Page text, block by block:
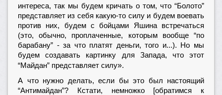
интереса, так мы будем кричать о том, что “Болото”
представляет из себя какую-то силу и будем воевать
против них, будем с бойцами Яшина встречаться
(это, обычно, проплаченные, которым вообще “по
барабану” - за что платят деньги, того и...). Но мы
будем создавать картинку для Запада, что этот
“Майдан” представляет силу».
А что нужно делать, если бы это был настоящий
“Антимайдан”? Кстати, немножко [обратимся к